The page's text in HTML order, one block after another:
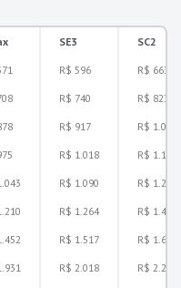
SE3 SC2
R$ 596 R$ 663
R$ 740 R$ 823
R$ 917 R$ 1.020
R$ 1.018 R$ 1.133
R$ 1.090 R$ 1.212
R$ 1.264 R$ 1.406
R$ 1.517 R$ 1.687
R$ 2.018 R$ 2.244